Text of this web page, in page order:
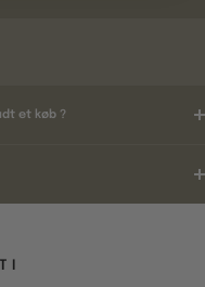
et køb ?
I